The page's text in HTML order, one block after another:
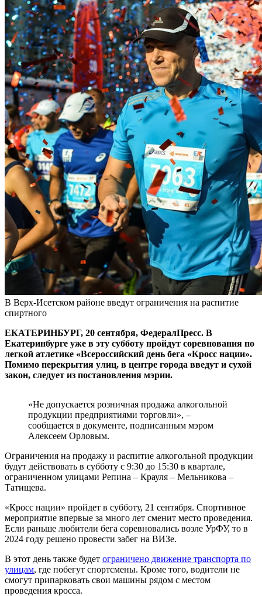
В Верх-Исетском районе введут ограничения на распитие
спиртного
ЕКАТЕРИНБУРГ, 20 сентября, ФедералПресс. В
Екатеринбурге уже в эту субботу пройдут соревнования по
легкой атлетике «Всероссийский день бега «Кросс нации».
Помимо перекрытия улиц, в центре города введут и сухой
закон, следует из постановления мэрии.
«Не допускается розничная продажа алкогольной
продукции предприятиями торговли», –
сообщается в документе, подписанным мэром
Алексеем Орловым.
Ограничения на продажу и распитие алкогольной продукции
будут действовать в субботу с 9:30 до 15:30 в квартале,
ограниченном улицами Репина – Крауля – Мельникова –
Татищева.
«Кросс нации» пройдет в субботу, 21 сентября. Спортивное
мероприятие впервые за много лет сменит место проведения.
Если раньше любители бега соревновались возле УрФУ, то в
2024 году решено провести забег на ВИЗе.
В этот день также будет ограничено движение транспорта по
улицам, где побегут спортсмены. Кроме того, водители не
смогут припарковать свои машины рядом с местом
проведения кросса.